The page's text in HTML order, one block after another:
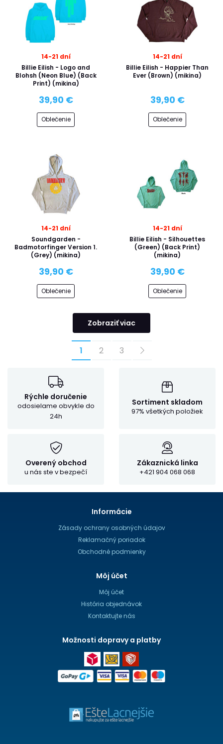
14-21 dní
Billie Eilish - Logo and
Blohsh (Neon Blue) (Back
Print) (mikina)
39,90 €
Oblečenie
14-21 dní
Billie Eilish - Happier Than
Ever (Brown) (mikina)
39,90 €
Oblečenie
14-21 dní
Soundgarden -
Badmotorfinger Version 1.
(Grey) (mikina)
39,90 €
Oblečenie
14-21 dní
Billie Eilish - Silhouettes
(Green) (Back Print)
(mikina)
39,90 €
Oblečenie
Zobraziť viac
1 2 3
Rýchle doručenie
odosielame obvykle do
24h
Sortiment skladom
97% všetkých položiek
Overený obchod
u nás ste v bezpečí
Zákaznická linka
+421 904 068 068
Informácie
Zásady ochrany osobných údajov
Reklamačný poriadok
Obchodné podmienky
Môj účet
Môj účet
História objednávok
Kontaktujte nás
Možnosti dopravy a platby